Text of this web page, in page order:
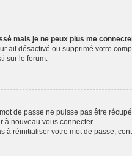
mais je ne peux plus me
ait désactivé ou supprimé votre
sur le forum.
de passe ne puisse pas être
à nouveau vous connecter.
à réinitialiser votre mot de passe,